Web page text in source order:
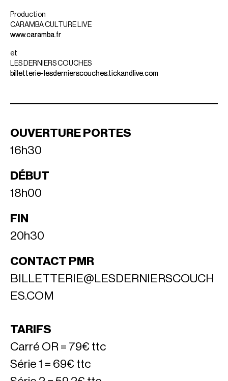
Production
CARAMBA CULTURE LIVE
www.caramba.fr
et
LES DERNIERS COUCHES
billetterie-lesdernierscouches.tickandlive.com
OUVERTURE PORTES
16h30
DÉBUT
18h00
FIN
20h30
CONTACT PMR
BILLETTERIE@LESDERNIERSCOUCH
ES.COM
TARIFS
Carré OR = 79€ ttc
Série 1 = 69€ ttc